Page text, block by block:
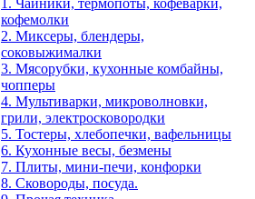
1. Чайники, термопоты, кофеварки,
кофемолки
2. Миксеры, блендеры,
соковыжималки
3. Мясорубки, кухонные комбайны,
чопперы
4. Мультиварки, микроволновки,
грили, электросковородки
5. Тостеры, хлебопечки, вафельницы
6. Кухонные весы, безмены
7. Плиты, мини-печи, конфорки
8. Сковороды, посуда.